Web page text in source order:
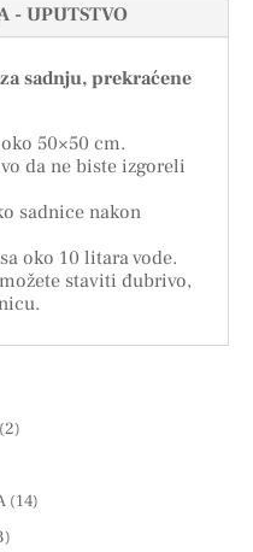
- UPUTSTVO
sadnju, prekraćene
50×50 cm.
da ne biste izgoreli
sadnice nakon
oko 10 litara vode.
staviti đubrivo,
(2)
(14)